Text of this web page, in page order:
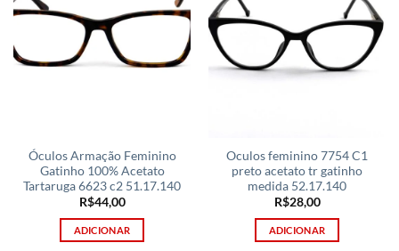
Óculos Armação Feminino
Gatinho 100% Acetato
Tartaruga 6623 c2 51.17.140
R$44,00
ADICIONAR
Oculos feminino 7754 C1
preto acetato tr gatinho
medida 52.17.140
R$28,00
ADICIONAR